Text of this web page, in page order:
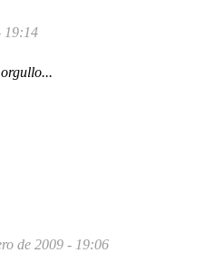
19:14
de 2009 - 19:06